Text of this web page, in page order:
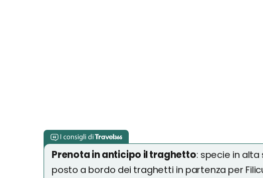
Prenota in anticipo il traghetto: specie in
posto a bordo dei traghetti in partenza per